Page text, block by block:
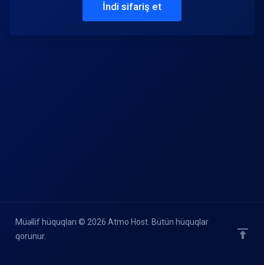
İndi sifariş et
Müəllif hüquqları © 2026 Atmo Host. Bütün hüquqlar
qorunur.